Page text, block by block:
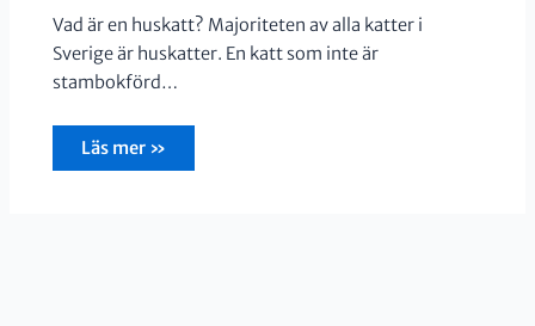
Vad är en huskatt? Majoriteten av alla katter i
Sverige är huskatter. En katt som inte är
stambokförd…
Läs mer »